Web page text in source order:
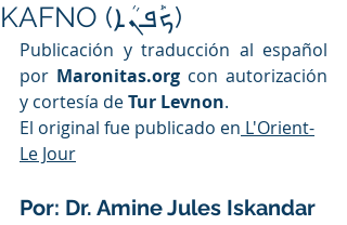
KAFNO (ܟܰܦܢܳܐ)
Publicación y traducción al español
por Maronitas.org con autorización
y cortesía deTur Levnon.
El original fue publicado en L'Orient-
Le Jour
Por: Dr. Amine Jules Iskandar